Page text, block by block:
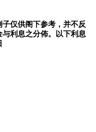
仅供阁下参考，并不反
利息之分佈。以下利息